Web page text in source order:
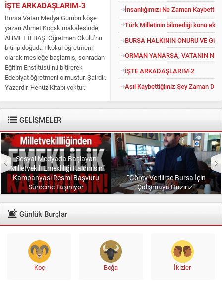
İŞTE ARKADAŞLARIM-3
Bursa Vatan Medya Gurubu köşe
yazarı Ahmet Koçak makalesinde;
AHMET İLBAŞ: Öğretmen Okulu’nu
bitirip doğuda İlkokul öğretmeni
olarak mesleğe başlamış, sonradan
Eğitim Enstitüsü’nü bitirerek
Edebiyat öğretmeni olmuştur. Şairdir.
Yazardır. Henüz Kitabı yoktur.
diyenlere güler geçer. Yüce...
İnsanlığımızı Ne Zaman Kaybettik?
Türk Milletinin bilmediği konu
BURSA HALKININ ONURU VE
ORMAN YANARSA, VATANIN
İŞTE ARKADAŞLARIM-2
Asıl Kaybettiğimiz Şey Zaman
GELİŞMELER
Sosyal Medyada Başlayan
“Milletvekili Emekliliği Kaldırılsın”
Kampanyası Resmi Başvuru
Sürecine Taşınıyor
“Görev Verilirse Bursa İçin
Çalışmaya Hazırız”
Günlük Burçlar
Koç Boğa İkizler